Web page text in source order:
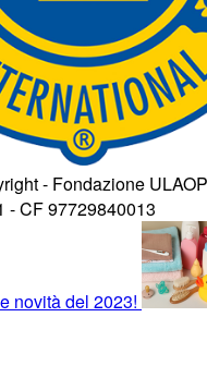
- Fondazione
- CF 97729840013
novità del 2023!